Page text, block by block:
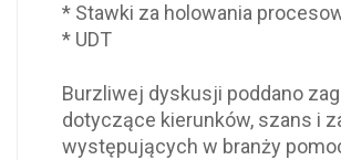
* Stawki za holowania
* UDT
Burzliwej dyskusji poddano
dotyczące kierunków, szans i
występujących w branży